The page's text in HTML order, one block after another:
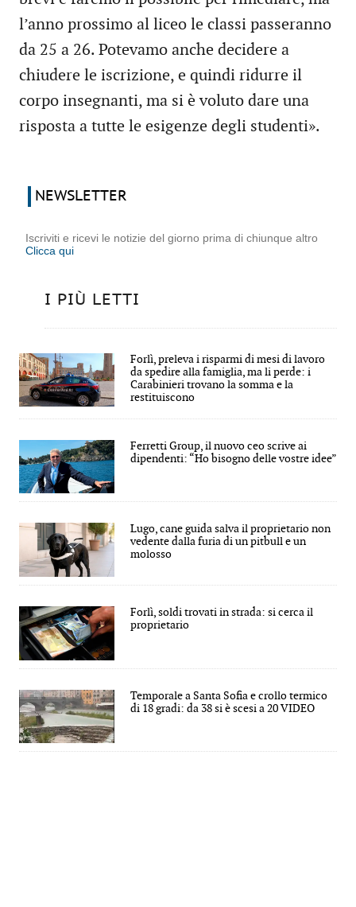
l’anno prossimo al liceo le classi passeranno
da 25 a 26. Potevamo anche decidere a
chiudere le iscrizione, e quindi ridurre il
corpo insegnanti, ma si è voluto dare una
risposta a tutte le esigenze degli studenti».
NEWSLETTER
Iscriviti e ricevi le notizie del giorno prima di chiunque altro
Clicca qui
I PIÙ LETTI
Forlì, preleva i risparmi di mesi di lavoro
da spedire alla famiglia, ma li perde: i
Carabinieri trovano la somma e la
restituiscono
Ferretti Group, il nuovo ceo scrive ai
dipendenti: “Ho bisogno delle vostre idee”
Lugo, cane guida salva il proprietario non
vedente dalla furia di un pitbull e un
molosso
Forlì, soldi trovati in strada: si cerca il
proprietario
Temporale a Santa Sofia e crollo termico
di 18 gradi: da 38 si è scesi a 20 VIDEO